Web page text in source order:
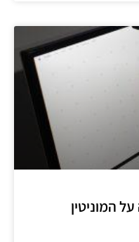
המוניטין